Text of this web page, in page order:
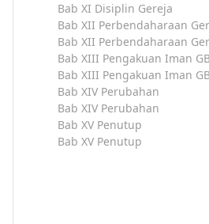
Bab XI Disiplin Gereja
Bab XII Perbendaharaan
Bab XII Perbendaharaan
Bab XIII Pengakuan Iman
Bab XIII Pengakuan Iman
Bab XIV Perubahan
Bab XIV Perubahan
Bab XV Penutup
Bab XV Penutup